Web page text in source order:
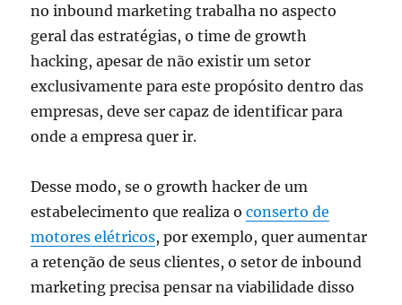
no inbound marketing trabalha no aspecto
geral das estratégias, o time de growth
hacking, apesar de não existir um setor
exclusivamente para este propósito dentro das
empresas, deve ser capaz de identificar para
onde a empresa quer ir.
Desse modo, se o growth hacker de um
estabelecimento que realiza oconserto de
motores elétricos, por exemplo, quer aumentar
a retenção de seus clientes, o setor de inbound
marketing precisa pensar na viabilidade disso